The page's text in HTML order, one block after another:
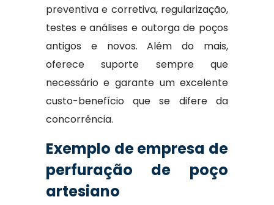
preventiva e corretiva, regularização,
testes e análises e outorga de poços
antigos e novos. Além do mais,
oferece suporte sempre que
necessário e garante um excelente
custo-benefício que se difere da
concorrência.
Exemplo de empresa de
perfuração de poço
artesiano